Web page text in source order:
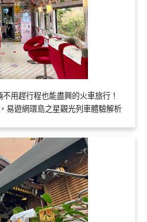
用趕行程也能盡興的火車旅行！
易遊網環島之星觀光列車體驗解析